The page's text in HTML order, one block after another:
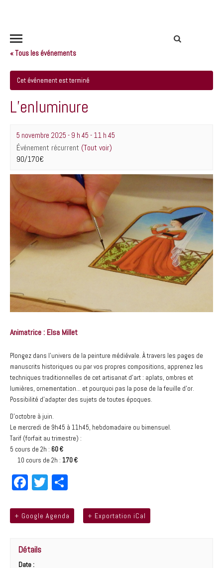
« Tous les événements
Cet événement est terminé
L’enluminure
5 novembre 2025 - 9 h 45 - 11 h 45
Événement récurrent (Tout voir)
90/170€
Animatrice : Elsa Millet
Plongez dans l’univers de la peinture médiévale. À travers les pages de
manuscrits historiques ou par vos propres compositions, apprenez les
techniques traditionnelles de cet artisanat d’art : aplats, ombres et
lumières, ornementation… et pourquoi pas la pose de la feuille d’or.
Possibilité d’adapter des sujets de toutes époques.
D’octobre à juin.
Le mercredi de 9h45 à 11h45, hebdomadaire ou bimensuel.
Tarif (forfait au trimestre) :
5 cours de 2h : 60 €
10 cours de 2h : 170 €
Fa
bo
T
tt ag
+ Google Agenda + Exportation iCal
Détails
Date :